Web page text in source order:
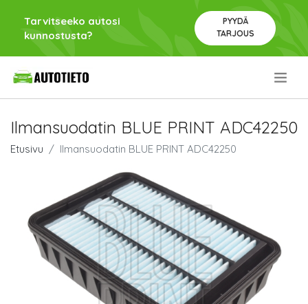
Tarvitseeko autosi
kunnostusta?
PYYDÄ
TARJOUS
Ilmansuodatin BLUE PRINT ADC42250
Etusivu Ilmansuodatin BLUE PRINT ADC42250